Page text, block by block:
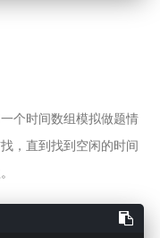
个时间数组模拟做题情
，直到找到空闲的时间